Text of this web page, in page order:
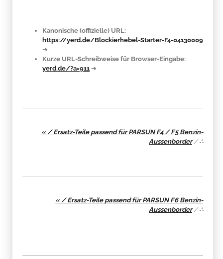
Kanonische (offizielle) URL:
https://yerd.de/Blockierhebel-Starter-F4-04130009
➔
Kurze URL-Schreibweise für Browser-Eingabe:
yerd.de/?a=911 ➔
« / Ersatz-Teile passend für PARSUN F4 / F5 Benzin-
Aussenborder/∴
« / Ersatz-Teile passend für PARSUN F6 Benzin-
Aussenborder/∴